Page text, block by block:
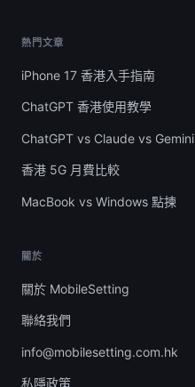
熱門文章
iPhone 17 香港入手指南
ChatGPT 香港使用教學
ChatGPT vs Claude vs Gemini
香港 5G 月費比較
MacBook vs Windows 點揀
關於
關於 MobileSetting
聯絡我們
info@mobilesetting.com.hk
私隱政策